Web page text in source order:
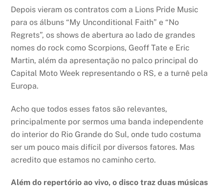
Depois vieram os contratos com a Lions Pride Music
para os álbuns “My Unconditional Faith” e “No
Regrets”, os shows de abertura ao lado de grandes
nomes do rock como Scorpions, Geoff Tate e Eric
Martin, além da apresentação no palco principal do
Capital Moto Week representando o RS, e a turnê pela
Europa.
Acho que todos esses fatos são relevantes,
principalmente por sermos uma banda independente
do interior do Rio Grande do Sul, onde tudo costuma
ser um pouco mais difícil por diversos fatores. Mas
acredito que estamos no caminho certo.
Além do repertório ao vivo, o disco traz duas músicas